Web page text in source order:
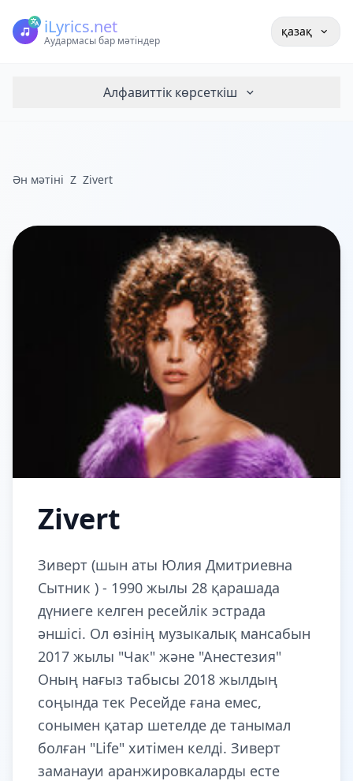
iLyrics.net
Аудармасы бар мәтіндер
қазақ
Алфавиттік көрсеткіш
Ән мәтіні Z Zivert
Zivert
Зиверт (шын аты Юлия Дмитриевна
Сытник ) - 1990 жылы 28 қарашада
дүниеге келген ресейлік эстрада
әншісі. Ол өзінің музыкалық мансабын
2017 жылы "Чак" және "Анестезия"
Оның нағыз табысы 2018 жылдың
соңында тек Ресейде ғана емес,
сонымен қатар шетелде де танымал
болған "Life" хитімен келді. Зиверт
заманауи аранжировкаларды есте